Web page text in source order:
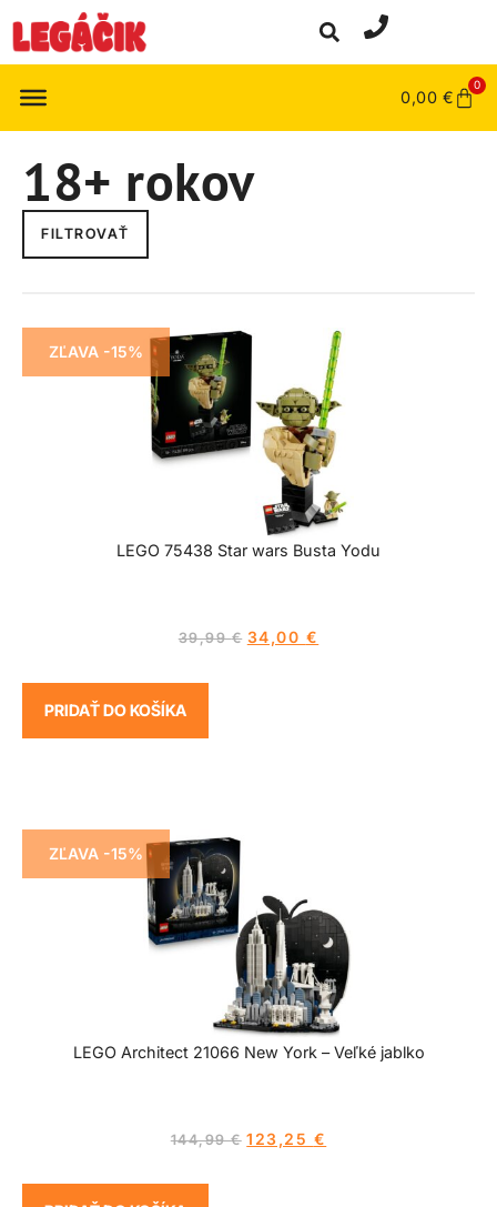
0,00 €
0
18+ rokov
FILTROVAŤ
ZĽAVA -15%
LEGO 75438 Star wars Busta Yodu
39,99€ 34,00 €
PRIDAŤ DO KOŠÍKA
ZĽAVA -15%
LEGO Architect 21066 New York – Veľké jablko
144,99€ 123,25 €